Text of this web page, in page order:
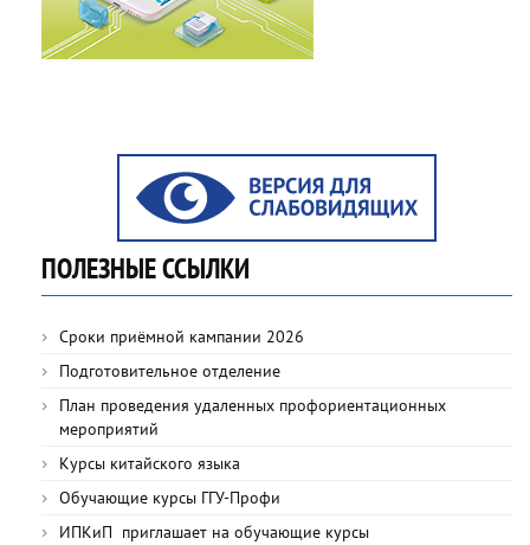
ПОЛЕЗНЫЕ ССЫЛКИ
Сроки приёмной кампании 2026
Подготовительное отделение
План проведения удаленных профориентационных
мероприятий
Курсы китайского языка
Обучающие курсы ГГУ-Профи
ИПКиП приглашает на обучающие курсы